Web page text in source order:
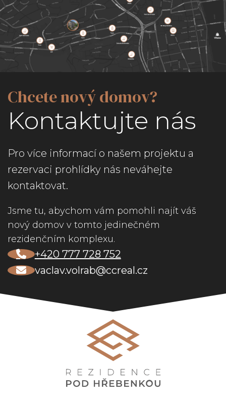
Chcete nový domov?
Kontaktujte nás
Pro více informací o našem projektu a
rezervaci prohlídky nás neváhejte
kontaktovat.
Jsme tu, abychom vám pomohli najít váš
nový domov v tomto jedinečném
rezidenčním komplexu.
+420 777 728 752
vaclav.volrab@ccreal.cz